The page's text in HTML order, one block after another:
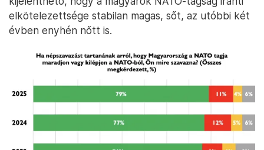
elkötelezettsége stabilan magas, sőt, az utóbbi két
évben enyhén nőtt is.